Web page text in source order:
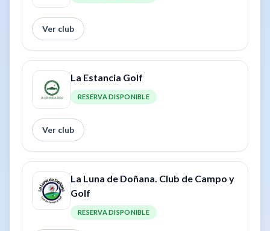
Ver club
La Estancia Golf
RESERVA DISPONIBLE
Ver club
La Luna de Doñana. Club de Campo y
Golf
RESERVA DISPONIBLE